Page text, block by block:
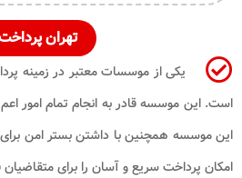
تهران
یکی از موسسات معتبر در زمینه
است. این موسسه قادر به انجام تمام امور
این موسسه همچنین با داشتن بستر امن
امکان پرداخت سریع و آسان را برای